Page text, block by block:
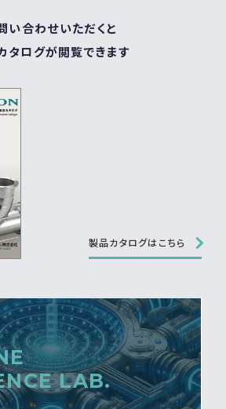
い合わせいただくと
タログが閲覧できます
製品カタログはこちら
LAB.